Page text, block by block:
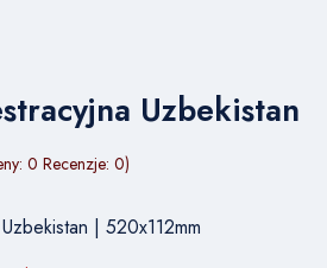
Uzbekistan
0 Recenzje: 0)
| 520x112mm